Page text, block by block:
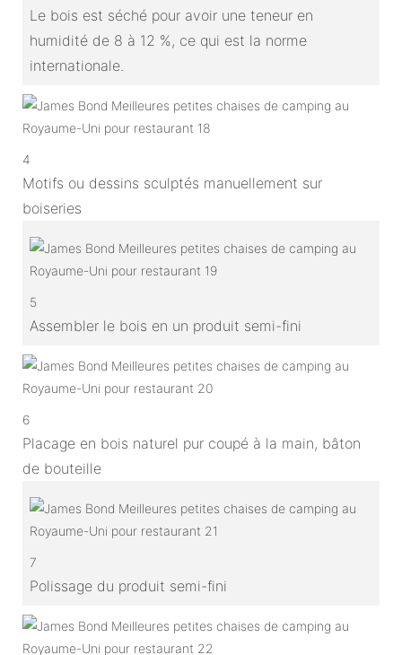
Le bois est séché pour avoir une teneur en
humidité de 8 à 12 %, ce qui est la norme
internationale.
4
Motifs ou dessins sculptés manuellement sur
boiseries
5
Assembler le bois en un produit semi-fini
6
Placage en bois naturel pur coupé à la main, bâton
de bouteille
7
Polissage du produit semi-fini